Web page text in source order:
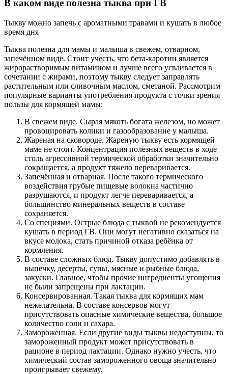
В каком виде полезна тыква при ГВ
Тыкву можно запечь с ароматными травами и кушать в любое
время дня
Тыква полезна для мамы и малыша в свежем, отварном,
запечённом виде. Стоит учесть, что бета-каротин является
жирорастворимым витамином и лучше всего усваивается в
сочетании с жирами, поэтому тыкву следует заправлять
растительным или сливочным маслом, сметаной. Рассмотрим
популярные варианты употребления продукта с точки зрения
пользы для кормящей мамы:
В свежем виде. Сырая мякоть богата железом, но может
провоцировать колики и газообразование у малыша.
Жареная на сковороде. Жареную тыкву есть кормящей
маме не стоит. Концентрация полезных веществ в ходе
столь агрессивной термической обработки значительно
сокращается, а продукт тяжело переваривается.
Запечённая и отварная. После такого термического
воздействия грубые пищевые волокна частично
разрушаются, и продукт легче переваривается, а
большинство минеральных веществ в составе
сохраняется.
Со специями. Острые блюда с тыквой не рекомендуется
кушать в период ГВ. Они могут негативно сказаться на
вкусе молока, стать причиной отказа ребёнка от
кормления.
В составе сложных блюд. Тыкву допустимо добавлять в
выпечку, десерты, супы, мясные и рыбные блюда,
закуски. Главное, чтобы прочие ингредиенты угощения
не были запрещены при лактации.
Консервированная. Такая тыква для кормящих мам
нежелательна. В составе консервов могут
присутствовать опасные химические вещества, большое
количество соли и сахара.
Замороженная. Если другие виды тыквы недоступны, то
замороженный продукт может присутствовать в
рационе в период лактации. Однако нужно учесть, что
химический состав замороженного овоща значительно
проигрывает свежему.